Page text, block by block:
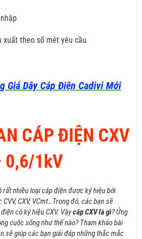
xuất theo số mét yêu cầu
Giá Dây Cáp Điện Cadivi Mới
CÁP ĐIỆN CXV
0,6/1kV
rất nhiều loại cáp điện được ký hiệu bởi
CXV, VCmt…Trong đó, các bạn sẽ
có ký hiệu CXV. Vậycáp CXV là gì? Ứng
cuộc sống như thế nào? Tham khảo bài
sẽ giúp các bạn giải đáp những thắc mắc